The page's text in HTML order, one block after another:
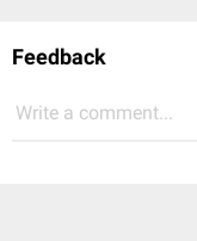
Feedback
Write a comment...